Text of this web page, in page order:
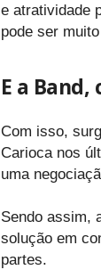
e atratividade
pode ser
E a
Com isso,
Carioca nos
uma
Sendo assim,
solução em
partes.